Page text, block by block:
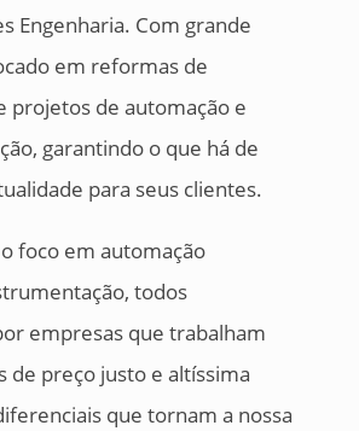
Engenharia. Com grande
em reformas de
projetos de automação e
garantindo o que há de
para seus clientes.
foco em automação
todos
empresas que trabalham
de preço justo e altíssima
que tornam a nossa